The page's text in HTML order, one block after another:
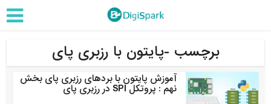
برچسب -پایتون با رزبری پای
آموزش پایتون با بردهای رزبری پای بخش
نهم : پروتکل SPI در رزبری پای